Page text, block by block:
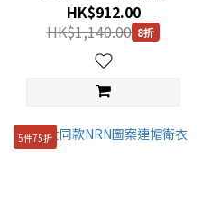
HK$912.00
HK$1,140.00 8折
5件75折